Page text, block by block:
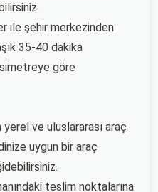
ile şehir merkezinden
35-40 dakika
göre
ve uluslararası araç
uygun bir araç
teslim noktalarına